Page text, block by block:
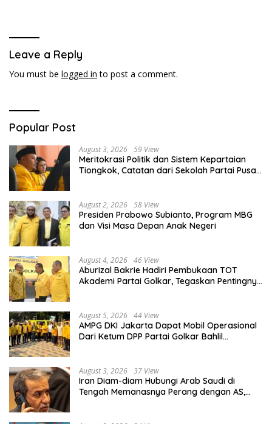
Leave a Reply
You must be logged in to post a comment.
Popular Post
August 3, 2026 59 View
Meritokrasi Politik dan Sistem Kepartaian
Tiongkok, Catatan dari Sekolah Partai Pusat
August 2, 2026 58 View
Presiden Prabowo Subianto, Program MBG
dan Visi Masa Depan Anak Negeri
August 4, 2026 46 View
Aburizal Bakrie Hadiri Pembukaan TOT
Akademi Partai Golkar, Tegaskan Pentingnya
August 5, 2026 44 View
AMPG DKI Jakarta Dapat Mobil Operasional
Dari Ketum DPP Partai Golkar Bahlil
August 3, 2026 37 View
Iran Diam-diam Hubungi Arab Saudi di
Tengah Memanasnya Perang dengan AS,